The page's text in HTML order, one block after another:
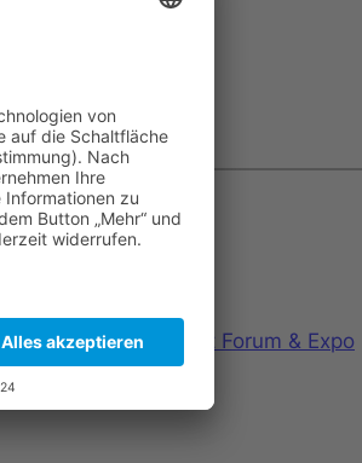
Indonesia Procurement Forum & Expo